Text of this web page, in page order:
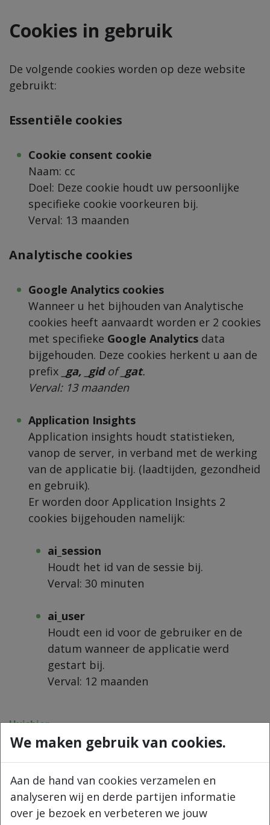
Cookies in gebruik
De volgende cookies worden op deze website
gebruikt:
Essentiële cookies
Cookie consent cookie
Naam: cc
Doel: Deze cookie houdt uw persoonlijke
specifieke cookie voorkeuren bij.
Verval: 13 maanden
Analytische cookies
Google Analytics cookies
Wanneer u het bijhouden van Analytische
cookies heeft aanvaardt worden er 2 cookies
met specifieke Google Analytics data
bijgehouden. Deze cookies herkent u aan de
prefix _ga, _gidof _gat.
Verval: 13 maanden
Application Insights
Application insights houdt statistieken,
vanop de server, in verband met de werking
van de applicatie bij. (laadtijden, gezondheid
en gebruik).
Er worden door Application Insights 2
cookies bijgehouden namelijk:
ai_session
Houdt het id van de sessie bij.
Verval: 30 minuten
ai_user
Houdt een id voor de gebruiker en de
datum wanneer de applicatie werd
gestart bij.
Verval: 12 maanden
Huisbier
+32 477 573 825
info@huisbier.be
BTW BE 0888 438 440
Navigeer
Home
We maken gebruik van cookies.
Aan de hand van cookies verzamelen en
analyseren wij en derde partijen informatie
over je bezoek en verbeteren we jouw